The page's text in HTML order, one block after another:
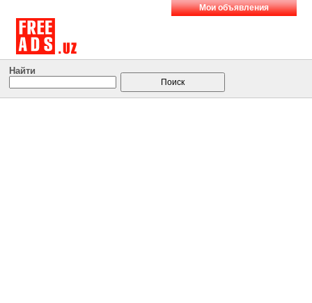
Мои объявления
Найти